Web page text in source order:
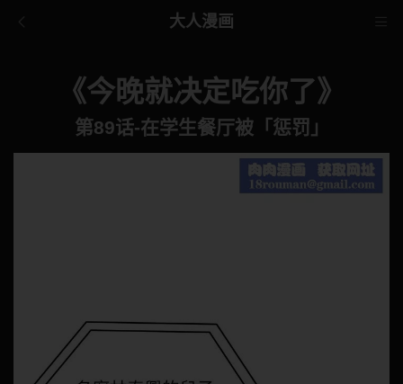
大人漫画
《今晚就决定吃你了》
第89话-在学生餐厅被「惩罚」